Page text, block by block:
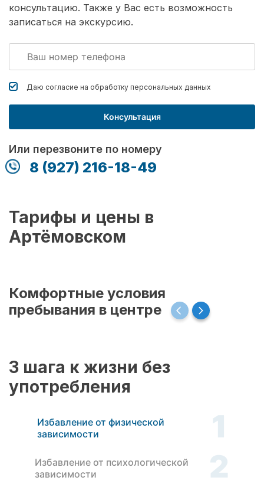
консультацию. Также у Вас есть возможность
записаться на экскурсию.
Даю согласие на обработку персональных данных
Консультация
Или перезвоните по номеру
8 (927) 216-18-49
Тарифы и цены в
Артёмовском
Комфортные условия
пребывания в центре
3 шага к жизни без
употребления
Избавление от физической
зависимости
1
Избавление от психологической
зависимости
2